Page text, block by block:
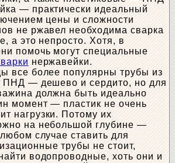
— практически идеальный
цены и сложности
не ржавел необходима сварка
а это непросто. Хотя, в
помочь могут специальные
нержавейки.
все более популярны трубы из
ПНД — дешево и сердито, но для
должна быть идеально
момент — пластик не очень
нагрузки. Потому их
на небольшой глубине —
случае ставить для
трубы не стоит,
водопроводные, хоть они и